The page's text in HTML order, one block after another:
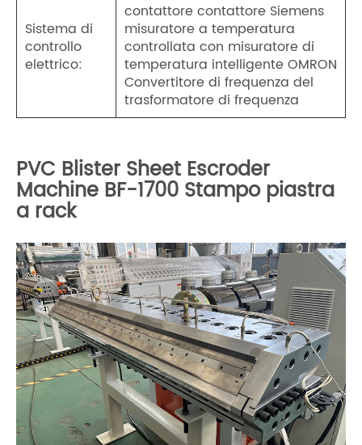
Sistema di
controllo
elettrico:
contattore contattore Siemens
misuratore a temperatura
controllata con misuratore di
temperatura intelligente OMRON
Convertitore di frequenza del
trasformatore di frequenza
PVC Blister Sheet Escroder
Machine BF-1700 Stampo piastra
a rack